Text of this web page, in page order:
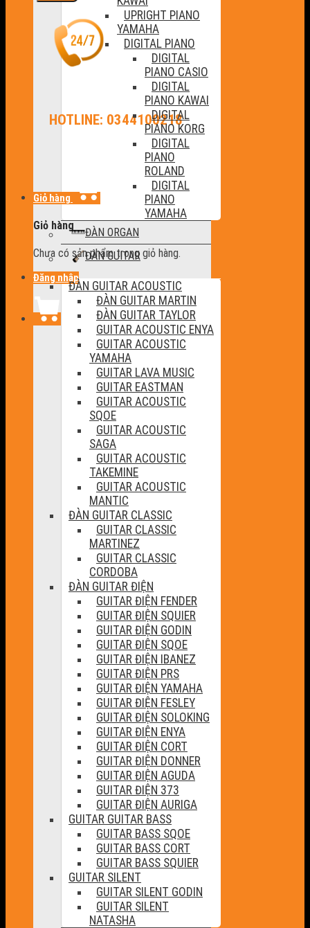
HOTLINE: 0344100218
Giỏ hàng
Giỏ hàng
Chưa có sản phẩm trong giỏ hàng.
Đăng nhập
UPRIGHT PIANO
YAMAHA
DIGITAL PIANO
DIGITAL
PIANO CASIO
DIGITAL
PIANO KAWAI
DIGITAL
PIANO KORG
DIGITAL
PIANO
ROLAND
DIGITAL
PIANO
YAMAHA
ĐÀN ORGAN
ĐÀN GUITAR
ĐÀN GUITAR ACOUSTIC
ĐÀN GUITAR MARTIN
ĐÀN GUITAR TAYLOR
GUITAR ACOUSTIC ENYA
GUITAR ACOUSTIC
YAMAHA
GUITAR LAVA MUSIC
GUITAR EASTMAN
GUITAR ACOUSTIC
SQOE
GUITAR ACOUSTIC
SAGA
GUITAR ACOUSTIC
TAKEMINE
GUITAR ACOUSTIC
MANTIC
ĐÀN GUITAR CLASSIC
GUITAR CLASSIC
MARTINEZ
GUITAR CLASSIC
CORDOBA
ĐÀN GUITAR ĐIỆN
GUITAR ĐIỆN FENDER
GUITAR ĐIỆN SQUIER
GUITAR ĐIỆN GODIN
GUITAR ĐIỆN SQOE
GUITAR ĐIỆN IBANEZ
GUITAR ĐIỆN PRS
GUITAR ĐIỆN YAMAHA
GUITAR ĐIỆN FESLEY
GUITAR ĐIỆN SOLOKING
GUITAR ĐIỆN ENYA
GUITAR ĐIỆN CORT
GUITAR ĐIỆN DONNER
GUITAR ĐIỆN AGUDA
GUITAR ĐIỆN 373
GUITAR ĐIỆN AURIGA
GUITAR GUITAR BASS
GUITAR BASS SQOE
GUITAR BASS CORT
GUITAR BASS SQUIER
GUITAR SILENT
GUITAR SILENT GODIN
GUITAR SILENT
NATASHA